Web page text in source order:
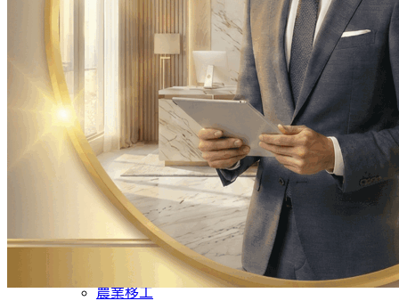
營造業移工重點新聞
旅宿業專題報導
外籍移工文章專區
傳統產業文章專區
外籍看護文章專區
懶人包｜廢棄物處理與回收業
申請專區
家庭幫傭
家庭看護
機構看護
資源回收業移工
製造業移工
白領專業移工
農業移工